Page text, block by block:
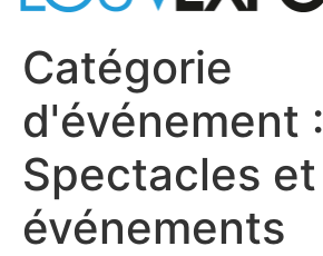
Catégorie
d'événement :
Spectacles et
événements